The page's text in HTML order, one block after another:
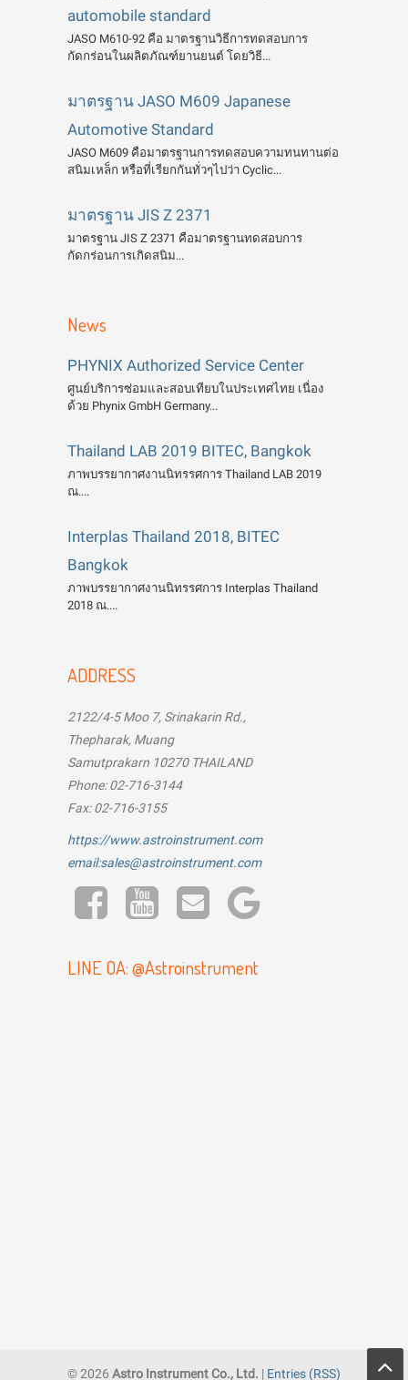
automobile standard
JASO M610-92 คือ มาตรฐานวิธีการทดสอบการ
กัดกร่อนในผลิตภัณฑ์ยานยนต์ โดยวิธี...
มาตรฐาน JASO M609 Japanese
Automotive Standard
JASO M609 คือมาตรฐานการทดสอบความทนทานต่อ
สนิมเหล็ก หรือที่เรียกกันทั่วๆไปว่า Cyclic...
มาตรฐาน JIS Z 2371
มาตรฐาน JIS Z 2371 คือมาตรฐานทดสอบการ
กัดกร่อนการเกิดสนิม...
News
PHYNIX Authorized Service Center
ศูนย์บริการซ่อมและสอบเทียบในประเทศไทย เนื่อง
ด้วย Phynix GmbH Germany...
Thailand LAB 2019 BITEC, Bangkok
ภาพบรรยากาศงานนิทรรศการ Thailand LAB 2019
ณ....
Interplas Thailand 2018, BITEC
Bangkok
ภาพบรรยากาศงานนิทรรศการ Interplas Thailand
2018 ณ....
ADDRESS
2122/4-5 Moo 7, Srinakarin Rd.,
Thepharak, Muang
Samutprakarn 10270 THAILAND
Phone: 02-716-3144
Fax: 02-716-3155
https://www.astroinstrument.com
email:sales@astroinstrument.com
LINE OA: @Astroinstrument
© 2026 Astro Instrument Co., Ltd. | Entries (RSS)